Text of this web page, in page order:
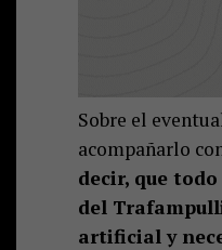
Sobre el
acompañarlo
decir, que
del
artificial y